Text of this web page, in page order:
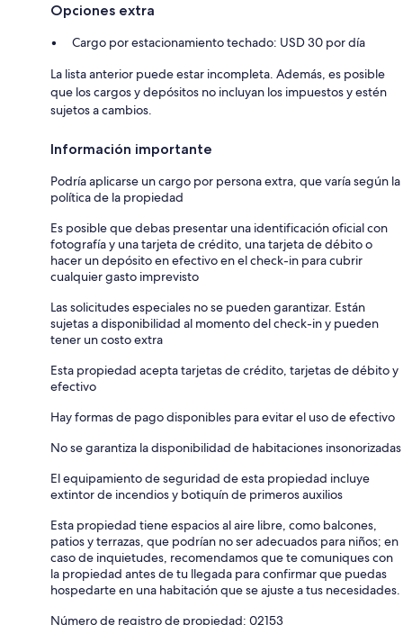
Opciones extra
Cargo por estacionamiento techado: USD 30 por día
La lista anterior puede estar incompleta. Además, es posible
que los cargos y depósitos no incluyan los impuestos y estén
sujetos a cambios.
Información importante
Podría aplicarse un cargo por persona extra, que varía según la
política de la propiedad
Es posible que debas presentar una identificación oficial con
fotografía y una tarjeta de crédito, una tarjeta de débito o
hacer un depósito en efectivo en el check-in para cubrir
cualquier gasto imprevisto
Las solicitudes especiales no se pueden garantizar. Están
sujetas a disponibilidad al momento del check-in y pueden
tener un costo extra
Esta propiedad acepta tarjetas de crédito, tarjetas de débito y
efectivo
Hay formas de pago disponibles para evitar el uso de efectivo
No se garantiza la disponibilidad de habitaciones insonorizadas
El equipamiento de seguridad de esta propiedad incluye
extintor de incendios y botiquín de primeros auxilios
Esta propiedad tiene espacios al aire libre, como balcones,
patios y terrazas, que podrían no ser adecuados para niños; en
caso de inquietudes, recomendamos que te comuniques con
la propiedad antes de tu llegada para confirmar que puedas
hospedarte en una habitación que se ajuste a tus necesidades.
Número de registro de propiedad: 02153